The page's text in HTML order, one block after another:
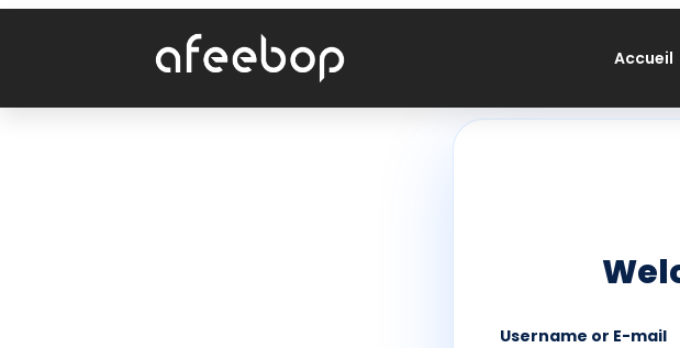
Accueil
Username or E-mail